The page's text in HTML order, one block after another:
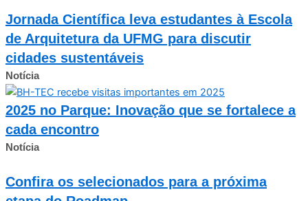
Jornada Científica leva estudantes à Escola
de Arquitetura da UFMG para discutir
cidades sustentáveis
Notícia
2025 no Parque: Inovação que se fortalece a
cada encontro
Notícia
Confira os selecionados para a próxima